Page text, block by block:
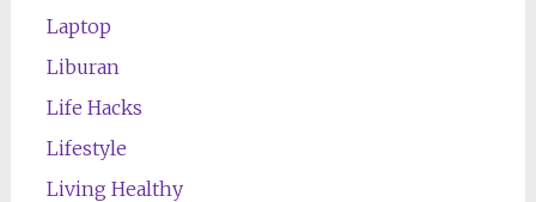
Laptop
Liburan
Life Hacks
Lifestyle
Living Healthy